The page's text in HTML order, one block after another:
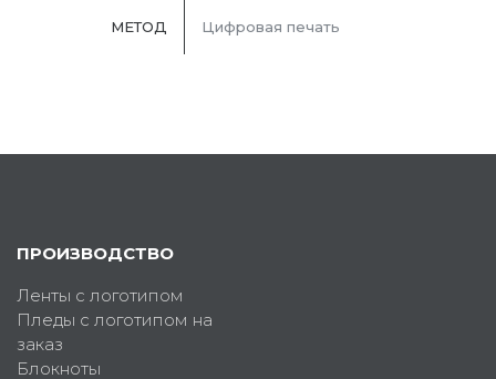
МЕТОД Цифровая печать
ПРОИЗВОДСТВО
Ленты с логотипом
Пледы с логотипом на
заказ
Блокноты